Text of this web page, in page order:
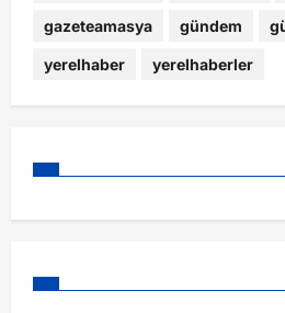
gazeteamasya gündem
yerelhaber yerelhaberler